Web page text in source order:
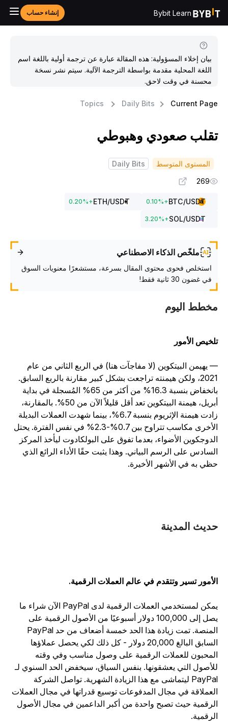
Bybit Learn إنشاء حساب
بيان إخلاء المسؤولية: هذه المقالة عبارة عن ترجمة أولية باللغة اسم
اللغة المحلية مقدمة بواسطة الترجمة الآلية. سيتم نشر نسخة
محسنة في وقت لاحق.
Topics Daily Bits Current
صعودي وهبوطي
المستوى المتوسط
Daily Bits
269
BTC/USDT
+
0.10%
ETH/USDT
+
0.20%
SOL/USDT
+
3.20%
ملخّص الذكاء الاصطناعي
استخلص فحوى محتوى المقال بسرعة، مستشعرًا معنويات السوق
في غضون 30 ثانية فقط!
اليوم
الأمور
يهيمن البيتكوين (لا مفاجآت هنا) في الربع الثاني من عام
2021، ولكن هيمنته تراجعت بشكل كبير مقارنة بالربع السابق.
بانخفاض بنسبة 16.3% من أكثر من 65% المُسجلة في بداية
أبريل، هيمنة البيتكوين تعد أقل قليلاً الآن من 50%. بالمقارنة،
زادت هيمنة الإثريوم بنسبة 6.7%، بينما شهدت العملات البديلة
الأخرى مكاسب تتراوح بين 0.7%-2.3% في نفس الفترة. يحتل
الأضواء، بعدما تفوق على البولكادوت ليأخذ المركز
على الرسم البياني. وهذا يثبت حقًا الأداء الرائع الذي
به في الأشهر الأخيرة.
المدينة
تسير وتتقدم في عالم العملات الرقمية.
يمكن لمستخدمي العملات الرقمية لدى PayPal الآن شراء ما
يصل إلى 100,000 دولار أسبوعيًا من الأصول الرقمية على
المنصة. تمت زيادة هذا الحد خمسة أضعاف من حد PayPal
السابق البالغ 20,000 دولار - كل ذلك لكي يحصل عملاؤها
للعملات الرقمية على وصول مناسب وفي وقته
التي يعشقونها. بنفس السياق، سيخفض الحد السنوي لـ
PayPal ليتماشى مع هذا الزيادة الشهرية. تواصل الشركة
في مجال المدفوعات توسيع قدراتها في مجال العملات
حيث تصبح واحدة من أكبر الداعمين في مجال الأصول